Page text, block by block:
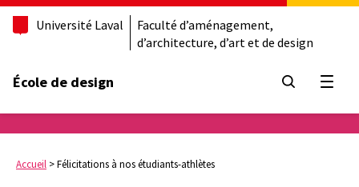
Université Laval
Faculté d’aménagement,
d’architecture, d’art et de design
École de design
Accueil >Félicitations à nos étudiants-athlètes